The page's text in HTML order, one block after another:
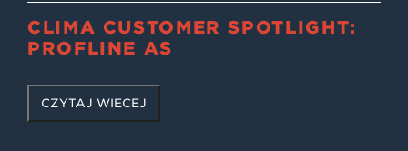
CLIMA CUSTOMER SPOTLIGHT:
PROFLINE AS
CZYTAJ WIĘCEJ